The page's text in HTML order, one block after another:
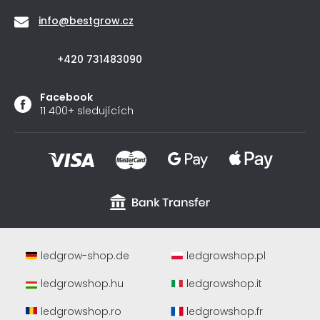
info@bestgrow.cz
+420 731483090
Facebook
11 400+ sledujících
ledgrow-shop.de
ledgrowshop.pl
ledgrowshop.hu
ledgrowshop.it
ledgrowshop.ro
ledgrowshop.fr